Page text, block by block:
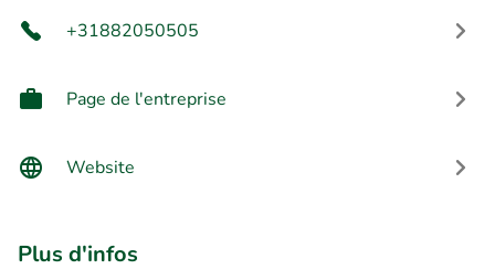
+31882050505
Page de l'entreprise
Website
Plus d'infos